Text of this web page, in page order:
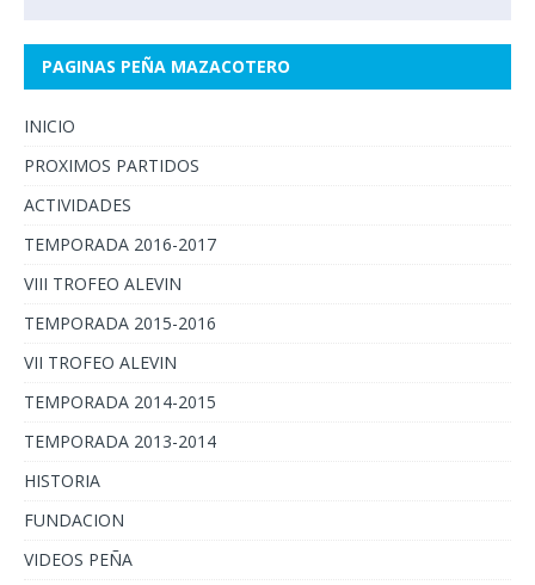
PAGINAS PEÑA MAZACOTERO
INICIO
PROXIMOS PARTIDOS
ACTIVIDADES
TEMPORADA 2016-2017
VIII TROFEO ALEVIN
TEMPORADA 2015-2016
VII TROFEO ALEVIN
TEMPORADA 2014-2015
TEMPORADA 2013-2014
HISTORIA
FUNDACION
VIDEOS PEÑA